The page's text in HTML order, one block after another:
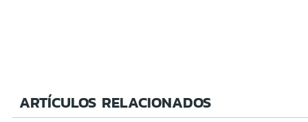
ARTÍCULOS RELACIONADOS